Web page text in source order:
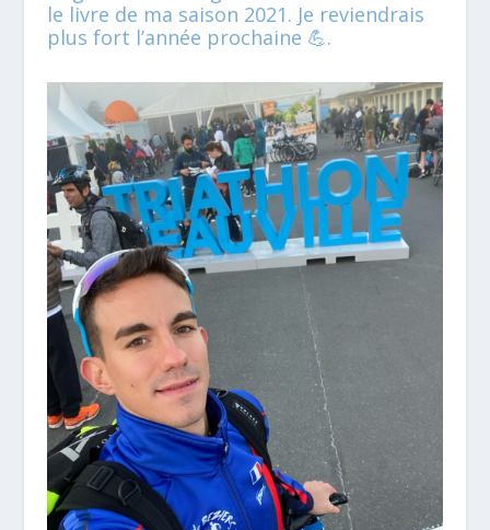
le livre de ma saison 2021. Je reviendrais
plus fort l’année prochaine 💪.